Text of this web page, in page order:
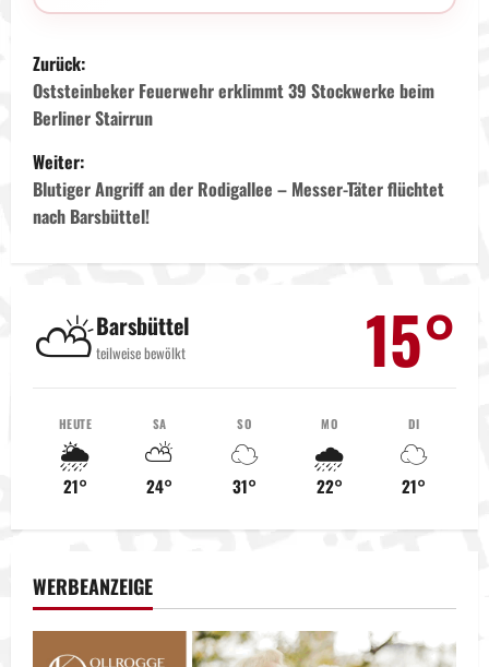
B
e
i
t
r
g
g
Zurück:
Oststeinbeker Feuerwehr erklimmt 39 Stockwerke beim
Berliner Stairrun
Weiter:
Blutiger Angriff an der Rodigallee – Messer-Täter flüchtet
nach Barsbüttel!
⛅Barsbüttel
teilweise bewölkt 15°
HEUTE
🌦️
21°
SA
⛅
24°
SO
☁️
31°
MO
🌧️
22°
DI
☁️
21°
WERBEANZEIGE